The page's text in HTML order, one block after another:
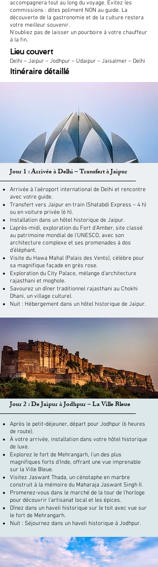
accompagnera tout au long du voyage. Évitez les
commissions : dites poliment NON au guide. La
découverte de la gastronomie et de la culture restera
votre meilleur souvenir.
N'oubliez pas de laisser un pourboire à votre chauffeur
à la fin.
​Lieu couvert
Delhi – Jaipur – Jodhpur – Udaipur – Jaisalmer – Delhi
Itinéraire détaillé
Jour 1 : Arrivée à Delhi – Transfert à Jaipur
Arrivée à l'aéroport international de Delhi et rencontre
avec votre guide.
Transfert vers Jaipur en train (Shatabdi Express – 4 h)
ou en voiture privée (6 h).
Installation dans un hôtel historique de Jaipur.
L'après-midi, exploration du Fort d'Amber, site classé
au patrimoine mondial de l'UNESCO, avec son
architecture complexe et ses promenades à dos
d'éléphant.
Visite du Hawa Mahal (Palais des Vents), célèbre pour
sa magnifique façade en grès rose.
Exploration du City Palace, mélange d'architecture
rajasthani et moghole.
Savourez un dîner traditionnel rajasthani au Chokhi
Dhani, un village culturel.
Nuit : Hébergement dans un hôtel historique de Jaipur.
Jour 2 : De Jaipur à Jodhpur – La Ville Bleue
Après le petit-déjeuner, départ pour Jodhpur (6 heures
de route).
À votre arrivée, installation dans votre hôtel historique
de luxe.
Explorez le fort de Mehrangarh, l'un des plus
magnifiques forts d'Inde, offrant une vue imprenable
sur la Ville Bleue.
Visitez Jaswant Thada, un cénotaphe en marbre
construit à la mémoire du Maharaja Jaswant Singh II.
Promenez-vous dans le marché de la tour de l'horloge
pour découvrir l'artisanat local et les épices.
Dînez dans un haveli historique sur le toit avec vue sur
le fort de Mehrangarh.
Nuit : Séjournez dans un haveli historique à Jodhpur.